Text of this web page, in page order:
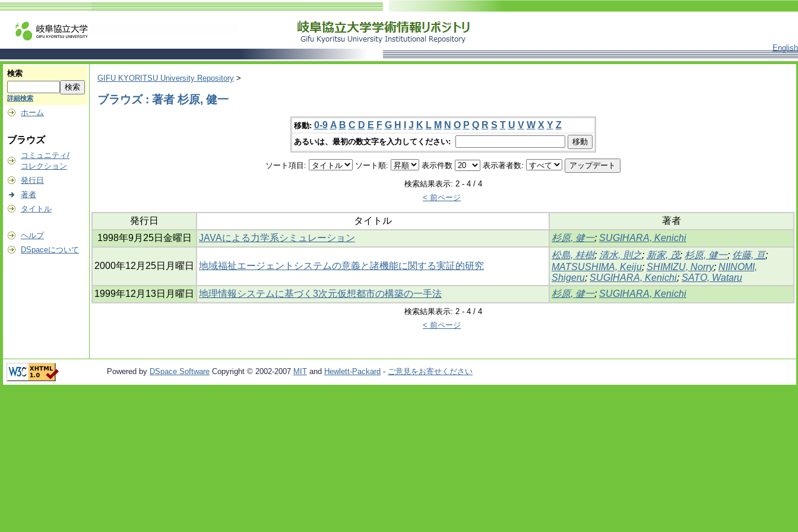
English
検索
詳細検索
ホーム
ブラウズ
コミュニティ/
コレクション
発行日
著者
タイトル
ヘルプ
DSpaceについて
GIFU KYORITSU University Repository >
ブラウズ : 著者 杉原, 健一
移動: 0-9 A B C D E F G H J K L M N O P Q R S T U V W X Y Z
あるいは、最初の数文字を入力してください:
ソート項目: ソート順: 表示件数 表示著者数:
検索結果表示: 2 - 4 / 4
< 前ページ
発行日 タイトル
著者
1998年9月25日金曜日
JAVAによる力学系シミュレーション 杉原, 健一; SUGIHARA, Kenichi
2000年12月25日月曜日 地域福祉エージェントシステムの意義と諸機能に関する実証的研究
松島, 桂樹; 清水, 則之; 新家, 茂; 杉原, 健一; 佐藤, 亘;
MATSUSHIMA, Keiju; SHIMIZU, Norry; NIINOMI,
Shigeru; SUGIHARA, Kenichi; SATO, Wataru
1999年12月13日月曜日
地理情報システムに基づく3次元仮想都市の構築の一手法 杉原, 健一; SUGIHARA, Kenichi
検索結果表示: 2 - 4 / 4
< 前ページ
Powered by DSpace Software Copyright © 2002-2007 MIT and Hewlett-Packard - ご意見をお寄せください